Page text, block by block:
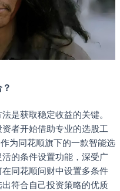
是获取稳定收益的关键。
者开始借助专业的选股工
为同花顺旗下的一款智能选
的条件设置功能，深受广
同花顺问财中设置多条件
符合自己投资策略的优质